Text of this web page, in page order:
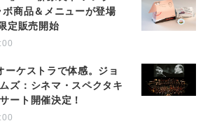
ボ商品＆メニューが登場
定販売開始
ーケストラで体感。ジョ
ズ：シネマ・スペクタキ
ート開催決定！